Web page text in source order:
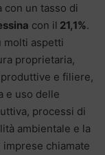
con un tasso di
con il 21,1%.
molti aspetti
proprietaria,
e filiere,
e uso delle
processi di
ambientale e la
chiamate